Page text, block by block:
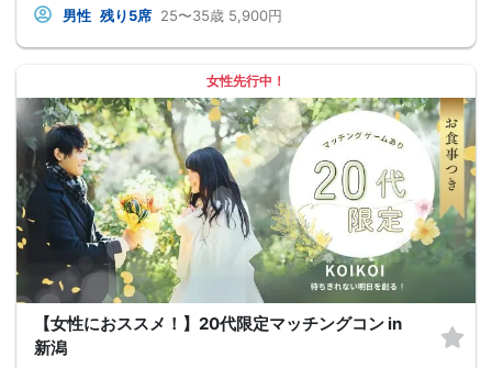
男性 残り5席 25〜35歳 5,900円
女性先行中！
【女性におススメ！】20代限定マッチングコン in
新潟